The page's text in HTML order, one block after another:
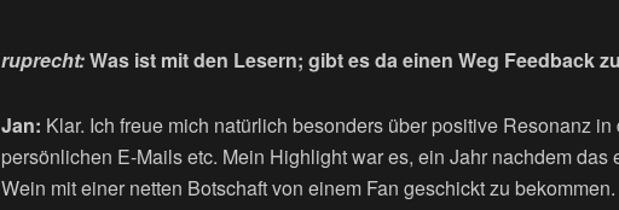
ruprecht:Was ist mit den Lesern; gibt es da einen Weg Feedback
Jan: Klar. Ich freue mich natürlich besonders über positive Resonanz
persönlichen E-Mails etc. Mein Highlight war es, ein Jahr nachdem das
Wein mit einer netten Botschaft von einem Fan geschickt zu